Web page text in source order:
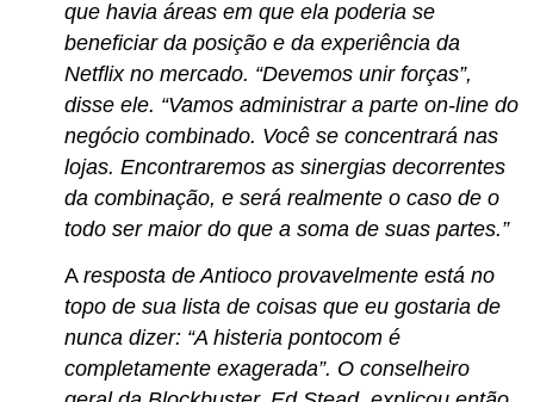
que havia áreas em que ela poderia se
beneficiar da posição e da experiência da
Netflix no mercado. “Devemos unir forças”,
disse ele. “Vamos administrar a parte on-line do
negócio combinado. Você se concentrará nas
lojas. Encontraremos as sinergias decorrentes
da combinação, e será realmente o caso de o
todo ser maior do que a soma de suas partes.”
Aresposta de Antioco provavelmente está no
topo de sua lista de coisas que eu gostaria de
nunca dizer: “A histeria pontocom é
completamente exagerada”. O conselheiro